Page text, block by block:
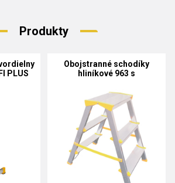
Produkty
PLUS
Obojstranné schodíky
hliníkové 963 s
HOBBY